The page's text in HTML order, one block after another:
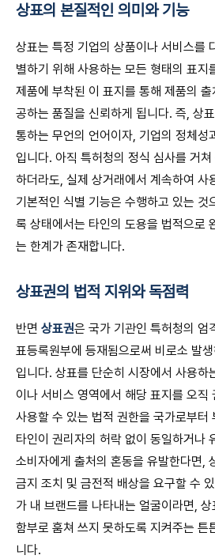
상표의 본질적인 의미와 기능
상표는 특정 기업의 상품이나 서비스를
별하기 위해 사용하는 모든 형태의 표지
제품에 부착된 이 표지를 통해 제품의 출
공하는 품질을 신뢰하게 됩니다. 즉, 상
통하는 무언의 언어이자, 기업의 정체성
입니다. 아직 특허청의 정식 심사를 거
하더라도, 실제 상거래에서 계속하여 사
기본적인 식별 기능은 수행하고 있는 것
록 상태에서는 타인의 도용을 법적으로
는 한계가 존재합니다.
상표권의 법적 지위와 독점력
반면 상표권은 국가 기관인 특허청의 엄
표등록원부에 등재됨으로써 비로소 발
입니다. 상표를 단순히 시장에서 사용하
이나 서비스 영역에서 해당 표지를 오직
사용할 수 있는 법적 권한을 국가로부터
타인이 권리자의 허락 없이 동일하거나
소비자에게 출처의 혼동을 유발한다면,
금지 조치 및 금전적 배상을 요구할 수
가 내 브랜드를 나타내는 얼굴이라면, 상
함부로 훔쳐 쓰지 못하도록 지켜주는 튼
니다.